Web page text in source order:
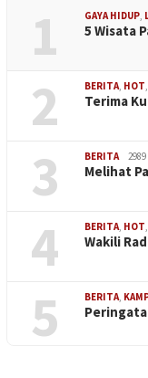
1 GAYA HIDUP,
5 Wisata
2 BERITA, HOT,
Terima
3 BERITA
Melihat
4 BERITA, HOT,
Wakili
5 BERITA,